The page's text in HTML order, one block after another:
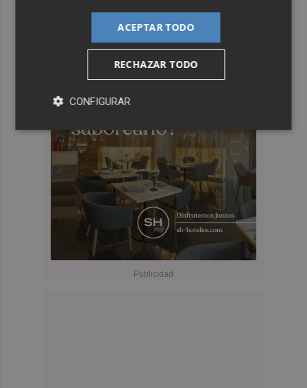
ACEPTAR TODO
RECHAZAR TODO
CONFIGURAR